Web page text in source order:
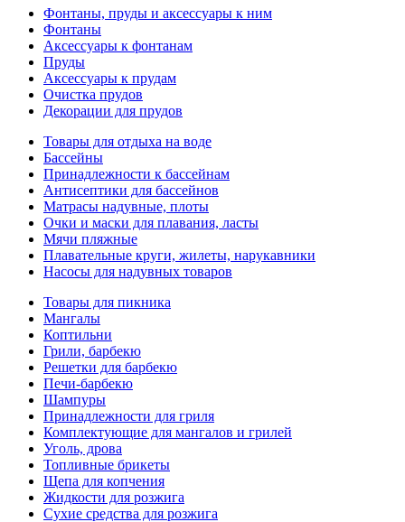
Фонтаны, пруды и аксессуары к ним
Фонтаны
Аксессуары к фонтанам
Пруды
Аксессуары к прудам
Очистка прудов
Декорации для прудов
Товары для отдыха на воде
Бассейны
Принадлежности к бассейнам
Антисептики для бассейнов
Матраcы надувные, плоты
Очки и маски для плавания, ласты
Мячи пляжные
Плавательные круги, жилеты, нарукавники
Насосы для надувных товаров
Товары для пикника
Мангалы
Коптильни
Грили, барбекю
Решетки для барбекю
Печи-барбекю
Шампуры
Принадлежности для гриля
Комплектующие для мангалов и грилей
Уголь, дрова
Топливные брикеты
Щепа для копчения
Жидкости для розжига
Сухие средства для розжига